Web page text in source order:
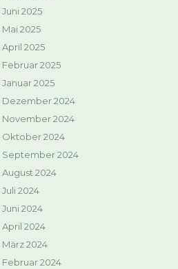
Juni 2025
Mai 2025
April 2025
Februar 2025
Januar 2025
Dezember 2024
November 2024
Oktober 2024
September 2024
August 2024
Juli 2024
Juni 2024
April 2024
März 2024
Februar 2024